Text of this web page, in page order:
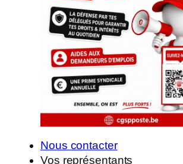
Nous contacter
Vos représentants